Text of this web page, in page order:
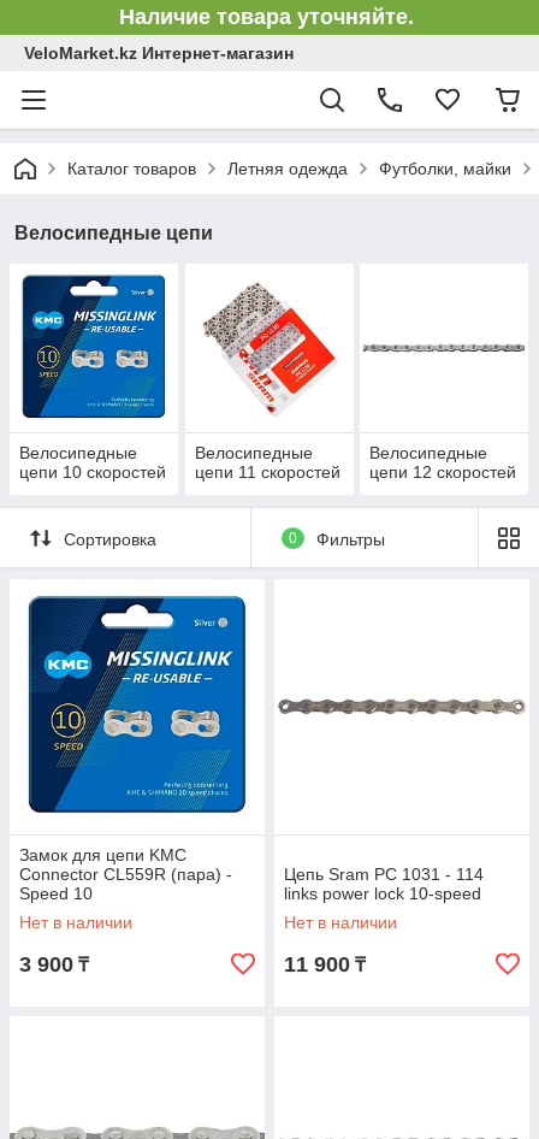
Наличие товара уточняйте.
VeloMarket.kz Интернет-магазин
Каталог товаров Летняя одежда Футболки, майки
Велосипедные цепи
Велосипедные
цепи 10 скоростей
Велосипедные
цепи 11 скоростей
Велосипедные
цепи 12 скоростей
Сортировка 0 Фильтры
Замок для цепи KMC
Connector CL559R (пара) -
Speed 10
Нет в наличии
3 900 ₸
Цепь Sram PC 1031 - 114
links power lock 10-speed
Нет в наличии
11 900 ₸